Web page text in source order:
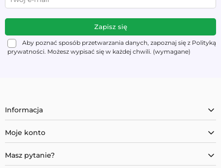
Aby poznać sposób przetwarzania danych, zapoznaj się z Polityką
prywatności. Możesz wypisać się w każdej chwili. (wymagane)
Informacja
Moje konto
Masz pytanie?